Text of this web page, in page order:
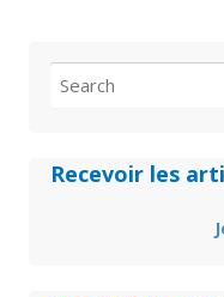
for:
Recevoir les